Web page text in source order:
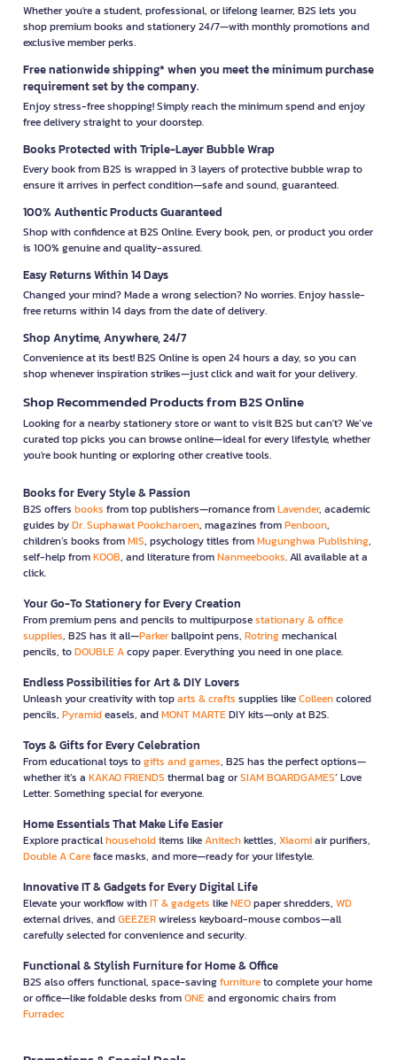
Whether you're a student, professional, or lifelong learner, B2S lets you
shop premium books and stationery 24/7—with monthly promotions and
exclusive member perks.
Free nationwide shipping* when you meet the minimum purchase
requirement set by the company.
Enjoy stress-free shopping! Simply reach the minimum spend and enjoy
free delivery straight to your doorstep.
Books Protected with Triple-Layer Bubble Wrap
Every book from B2S is wrapped in 3 layers of protective bubble wrap to
ensure it arrives in perfect condition—safe and sound, guaranteed.
100% Authentic Products Guaranteed
Shop with confidence at B2S Online. Every book, pen, or product you order
is 100% genuine and quality-assured.
Easy Returns Within 14 Days
Changed your mind? Made a wrong selection? No worries. Enjoy hassle-
free returns within 14 days from the date of delivery.
Shop Anytime, Anywhere, 24/7
Convenience at its best! B2S Online is open 24 hours a day, so you can
shop whenever inspiration strikes—just click and wait for your delivery.
Shop Recommended Products from B2S Online
Looking for a nearby stationery store or want to visit B2S but can't? We’ve
curated top picks you can browse online—ideal for every lifestyle, whether
you're book hunting or exploring other creative tools.
Books for Every Style & Passion
B2S offers books from top publishers—romance fromLavender, academic
guides byDr. Suphawat Pookcharoen, magazines fromPenboon,
children’s books fromMIS, psychology titles fromMugunghwa Publishing,
self-help fromKOOB, and literature fromNanmeebooks. All available at a
click.
Your Go-To Stationery for Every Creation
From premium pens and pencils to multipurposestationary & office
supplies, B2S has it all—Parkerballpoint pens, Rotringmechanical
pencils, toDOUBLE Acopy paper. Everything you need in one place.
Endless Possibilities for Art & DIY Lovers
Unleash your creativity with toparts & crafts supplies likeColleencolored
pencils, Pyramideasels, andMONT MARTEDIY kits—only at B2S.
Toys & Gifts for Every Celebration
From educational toys togifts and games, B2S has the perfect options—
whether it’s a KAKAO FRIENDS thermal bag orSIAM BOARDGAMES’ Love
Letter. Something special for everyone.
Home Essentials That Make Life Easier
Explore practicalhouseholditems likeAnitechkettles, Xiaomiair purifiers,
Double A Careface masks, and more—ready for your lifestyle.
Innovative IT & Gadgets for Every Digital Life
Elevate your workflow withIT & gadgets likeNEOpaper shredders, WD
external drives, andGEEZERwireless keyboard-mouse combos—all
carefully selected for convenience and security.
Functional & Stylish Furniture for Home & Office
B2S also offers functional, space-savingfurnitureto complete your home
or office—like foldable desks fromONEand ergonomic chairs from
Furradec